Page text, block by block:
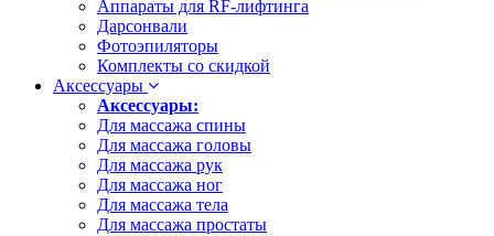
Аппараты для RF-лифтинга
Дарсонвали
Фотоэпиляторы
Комплекты со скидкой
Аксессуары
Аксессуары:
Для массажа спины
Для массажа головы
Для массажа рук
Для массажа ног
Для массажа тела
Для массажа простаты